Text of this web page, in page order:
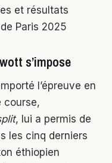
et résultats
Paris 2025
s’impose
l’épreuve en
course,
, lui a permis de
les cinq derniers
éthiopien